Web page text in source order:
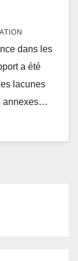
dans les
a été
lacunes
annexes…